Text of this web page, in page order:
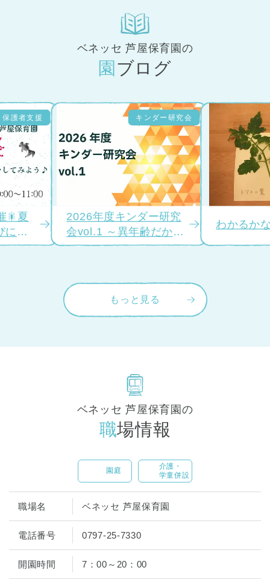
ベネッセ 芦屋保育園の
園ブログ
保護者支援
🎇夏
にき
キンダー研究会
2026年度キンダー研究
会vol.1 ～異年齢だから
こそ生まれる学び～
わかるか
もっと見る
ベネッセ 芦屋保育園の
職場情報
園庭
介護・
学童併設
職場名 ベネッセ 芦屋保育園
電話番号 0797-25-7330
開園時間 7：00～20：00